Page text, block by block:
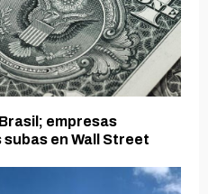
empresas
en Wall Street